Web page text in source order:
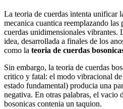
La teoria de cuerdas intenta unificar
mecanica cuantica reemplazando las
cuerdas unidimensionales vibrantes.
idea, desarrollada a finales de los
como la teoria de cuerdas
Sin embargo, la teoria de cuerdas
critico y fatal: el modo vibracional
estado fundamental) producia una
negativa. En otras palabras, el vacio
bosonicas contenia un taquion.